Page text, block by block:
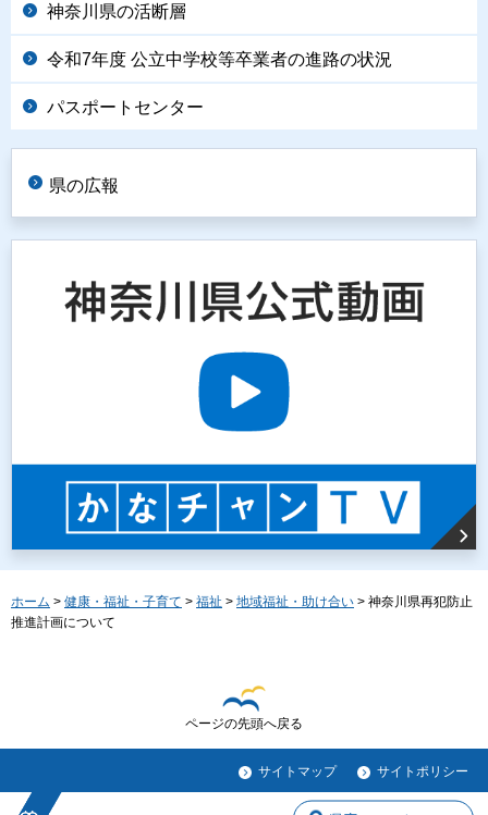
神奈川県の活断層
令和7年度 公立中学校等卒業者の進路の状況
パスポートセンター
県の広報
ホーム > 健康・福祉・子育て > 福祉 > 地域福祉・助け合い > 神奈川県再犯防止
推進計画について
ページの先頭へ戻る
サイトマップ サイトポリシー